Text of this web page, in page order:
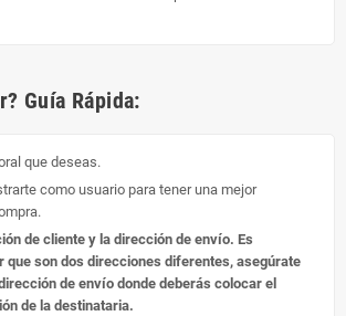
Guía Rápida:
que deseas.
como usuario para tener una mejor
de cliente y la dirección de envío. Es
que son dos direcciones diferentes, asegúrate
de envío donde deberás colocar el
de la destinataria.